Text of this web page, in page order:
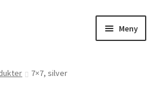
Meny
7×7, silver